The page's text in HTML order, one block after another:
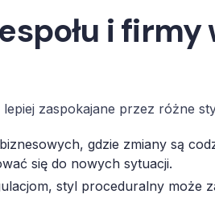
i firmy
zaspokajane przez różne
gdzie zmiany są
się do nowych sytuacji.
styl proceduralny może